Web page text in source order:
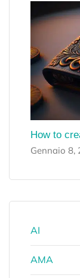
How to
Gennaio 8,
AI
AMA